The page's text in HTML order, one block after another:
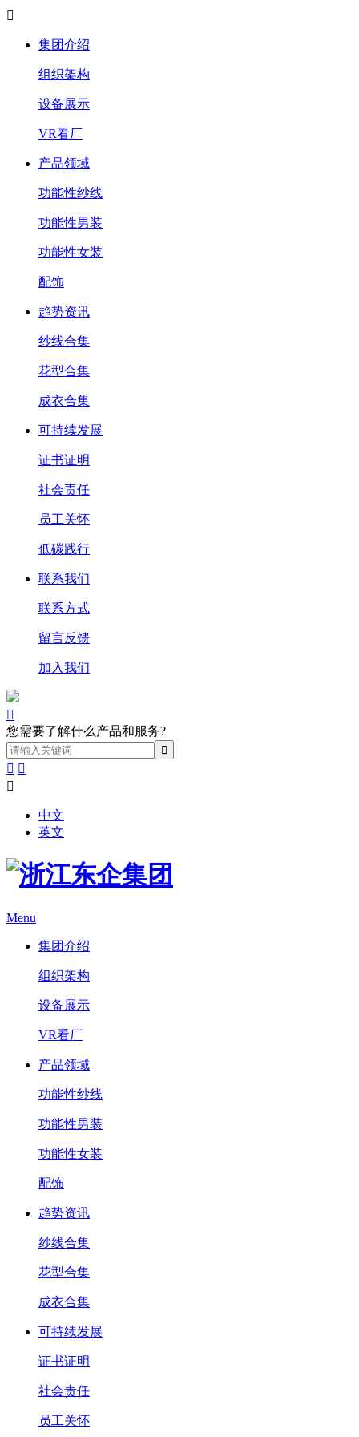

集团介绍
组织架构
设备展示
VR看厂
产品领域
功能性纱线
功能性男装
功能性女装
配饰
趋势资讯
纱线合集
花型合集
成衣合集
可持续发展
证书证明
社会责任
员工关怀
低碳践行
联系我们
联系方式
留言反馈
加入我们

您需要了解什么产品和服务?
 

中文
英文
Menu
集团介绍
组织架构
设备展示
VR看厂
产品领域
功能性纱线
功能性男装
功能性女装
配饰
趋势资讯
纱线合集
花型合集
成衣合集
可持续发展
证书证明
社会责任
员工关怀